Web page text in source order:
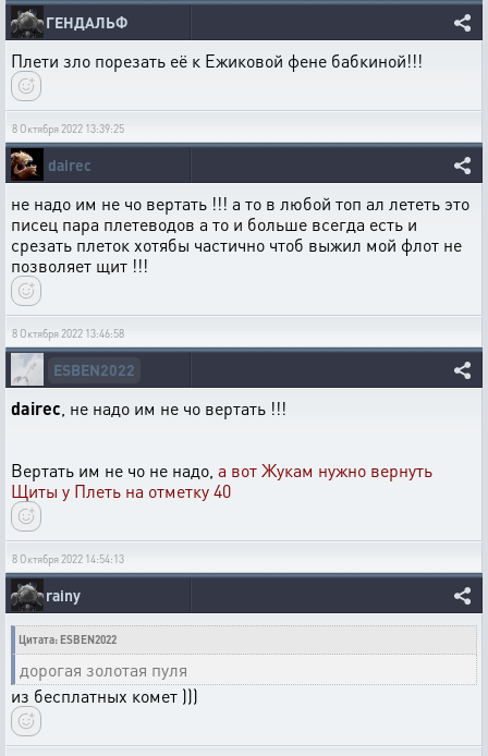
ГЕНДАЛЬФ
Плети зло порезать её к Ежиковой фене бабкиной!!!
8 Октября 2022 13:39:25
dairec
не надо им не чо вертать !!! а то в любой топ ал лететь это
писец пара плетеводов а то и больше всегда есть и
срезать плеток хотябы частично чтоб выжил мой флот не
позволяет щит !!!
8 Октября 2022 13:46:58
ESBEN2022
dairec , не надо им не чо вертать !!!
Вертать им не чо не надо, а вот Жукам нужно вернуть
Щиты у Плеть на отметку 40
8 Октября 2022 14:54:13
rainy
Цитата: ESBEN2022
дорогая золотая пуля
из бесплатных комет )))